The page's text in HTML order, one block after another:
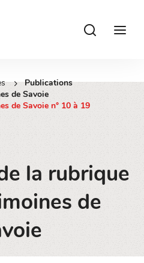
Publications
de Savoie
de Savoie n° 10 à 19
la rubrique
de